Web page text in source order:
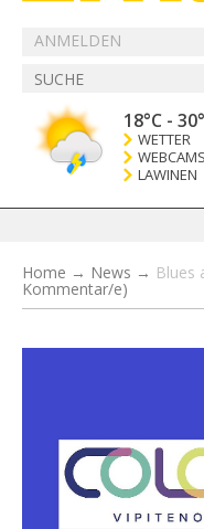
ANMELDEN
18°C -
WETTER
WEBCAMS
LAWINEN
Home → News → Blues
Kommentar/e)